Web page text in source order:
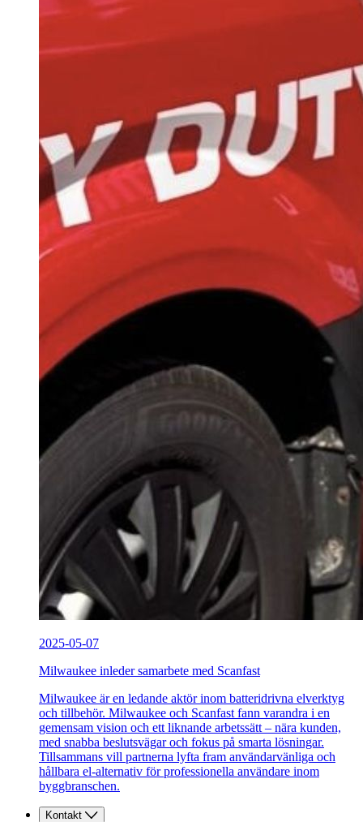
2025-05-07
Milwaukee inleder samarbete med Scanfast
Milwaukee är en ledande aktör inom batteridrivna elverktyg
och tillbehör. Milwaukee och Scanfast fann varandra i en
gemensam vision och ett liknande arbetssätt – nära kunden,
med snabba beslutsvägar och fokus på smarta lösningar.
Tillsammans vill partnerna lyfta fram användarvänliga och
hållbara el-alternativ för professionella användare inom
byggbranschen.
Kontakt